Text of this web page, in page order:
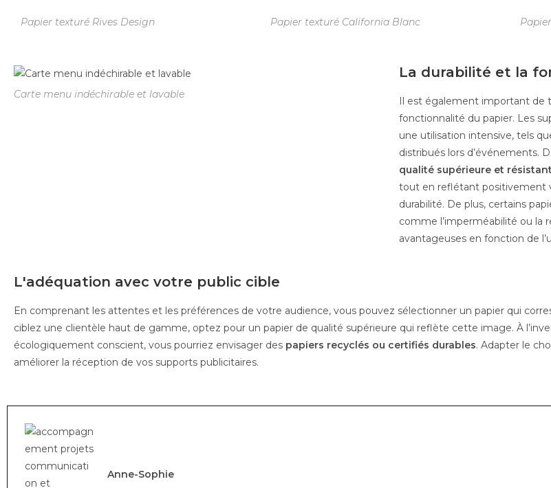
Papier texturé Rives Design Papier texturé California Blanc
Carte menu indéchirable et lavable
La durabilité et la
Il est également important de
fonctionnalité du papier. Les
une utilisation intensive, tels
distribués lors d’événements.
qualité supérieure et résistant
tout en reflétant positivement
durabilité. De plus, certains
comme l’imperméabilité ou la
avantageuses en fonction de
L'adéquation avec votre public cible
En comprenant les attentes et les préférences de votre audience, vous pouvez sélectionner un papier qui
ciblez une clientèle haut de gamme, optez pour un papier de qualité supérieure qui reflète cette image. À
écologiquement conscient, vous pourriez envisager des papiers recyclés ou certifiés durables. Adapter le
améliorer la réception de vos supports publicitaires.
Anne-Sophie